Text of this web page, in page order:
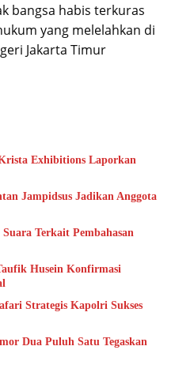
bangsa habis terkuras
yang melelahkan di
Jakarta Timur
Exhibitions Laporkan
Jampidsus Jadikan Anggota
Terkait Pembahasan
Husein Konfirmasi
Strategis Kapolri Sukses
Dua Puluh Satu Tegaskan